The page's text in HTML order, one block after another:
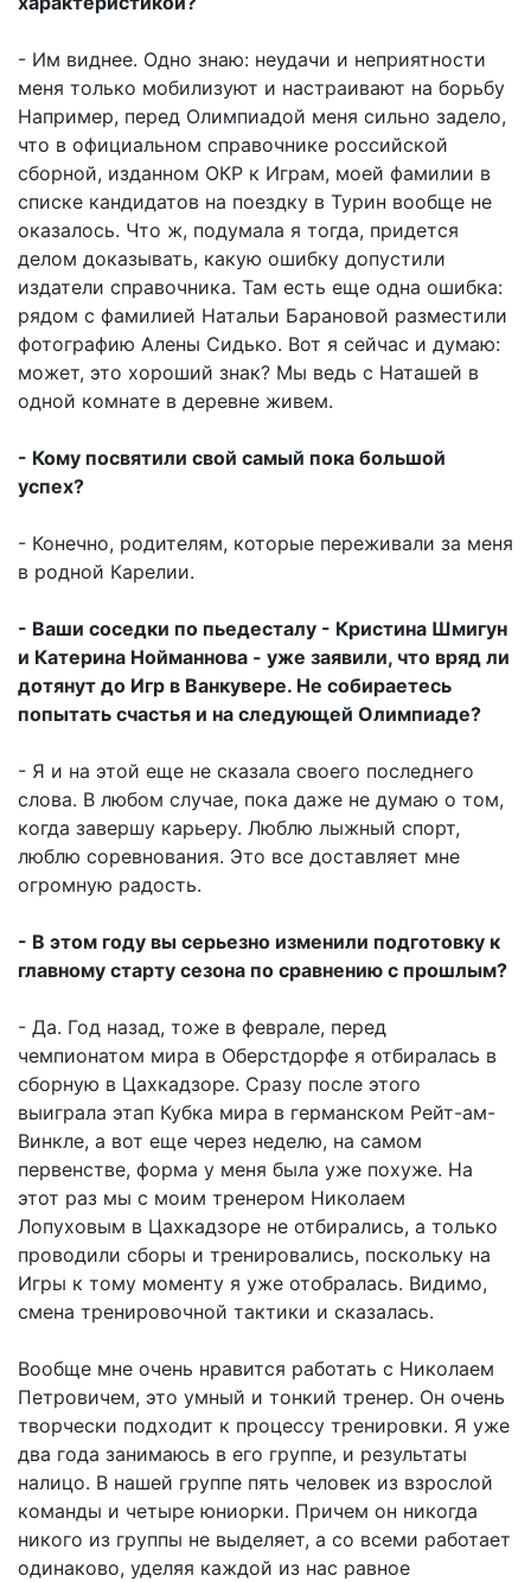
- Им виднее. Одно знаю: неудачи и неприятности
меня только мобилизуют и настраивают на борьбу
Например, перед Олимпиадой меня сильно задело,
что в официальном справочнике российской
сборной, изданном ОКР к Играм, моей фамилии в
списке кандидатов на поездку в Турин вообще не
оказалось. Что ж, подумала я тогда, придется
делом доказывать, какую ошибку допустили
издатели справочника. Там есть еще одна ошибка:
рядом с фамилией Натальи Барановой разместили
фотографию Алены Сидько. Вот я сейчас и думаю:
может, это хороший знак? Мы ведь с Наташей в
одной комнате в деревне живем.
- Кому посвятили свой самый пока большой
успех?
- Конечно, родителям, которые переживали за меня
в родной Карелии.
- Ваши соседки по пьедесталу - Кристина Шмигун
и Катерина Нойманнова - уже заявили, что вряд ли
дотянут до Игр в Ванкувере. Не собираетесь
попытать счастья и на следующей Олимпиаде?
- Я и на этой еще не сказала своего последнего
слова. В любом случае, пока даже не думаю о том,
когда завершу карьеру. Люблю лыжный спорт,
люблю соревнования. Это все доставляет мне
огромную радость.
- В этом году вы серьезно изменили подготовку к
главному старту сезона по сравнению с прошлым?
- Да. Год назад, тоже в феврале, перед
чемпионатом мира в Оберстдорфе я отбиралась в
сборную в Цахкадзоре. Сразу после этого
выиграла этап Кубка мира в германском Рейт-ам-
Винкле, а вот еще через неделю, на самом
первенстве, форма у меня была уже похуже. На
этот раз мы с моим тренером Николаем
Лопуховым в Цахкадзоре не отбирались, а только
проводили сборы и тренировались, поскольку на
Игры к тому моменту я уже отобралась. Видимо,
смена тренировочной тактики и сказалась.
Вообще мне очень нравится работать с Николаем
Петровичем, это умный и тонкий тренер. Он очень
творчески подходит к процессу тренировки. Я уже
два года занимаюсь в его группе, и результаты
налицо. В нашей группе пять человек из взрослой
команды и четыре юниорки. Причем он никогда
никого из группы не выделяет, а со всеми работает
одинаково, уделяя каждой из нас равное